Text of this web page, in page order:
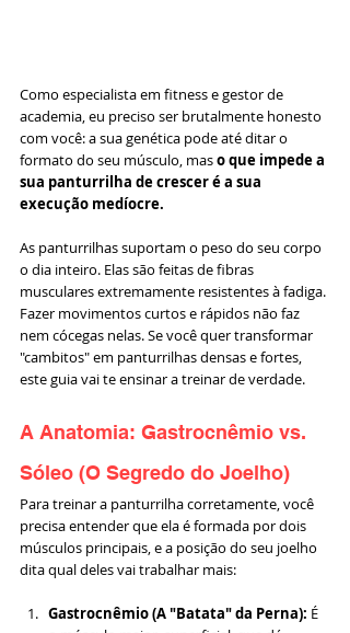
Como especialista em fitness e gestor de
academia, eu preciso ser brutalmente honesto
com você: a sua genética pode até ditar o
formato do seu músculo, mas o que impede a
sua panturrilha de crescer é a sua
execução medíocre.
As panturrilhas suportam o peso do seu corpo
o dia inteiro. Elas são feitas de fibras
musculares extremamente resistentes à fadiga.
Fazer movimentos curtos e rápidos não faz
nem cócegas nelas. Se você quer transformar
"cambitos" em panturrilhas densas e fortes,
este guia vai te ensinar a treinar de verdade.
A Anatomia: Gastrocnêmio vs.
Sóleo (O Segredo do Joelho)
Para treinar a panturrilha corretamente, você
precisa entender que ela é formada por dois
músculos principais, e a posição do seu joelho
dita qual deles vai trabalhar mais:
Gastrocnêmio (A "Batata" da Perna): É